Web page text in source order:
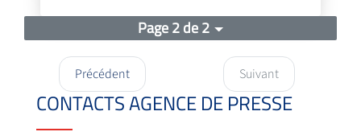
CONTACTS AGENCE DE PRESSE
Page 2 de 2
Précédent Suivant